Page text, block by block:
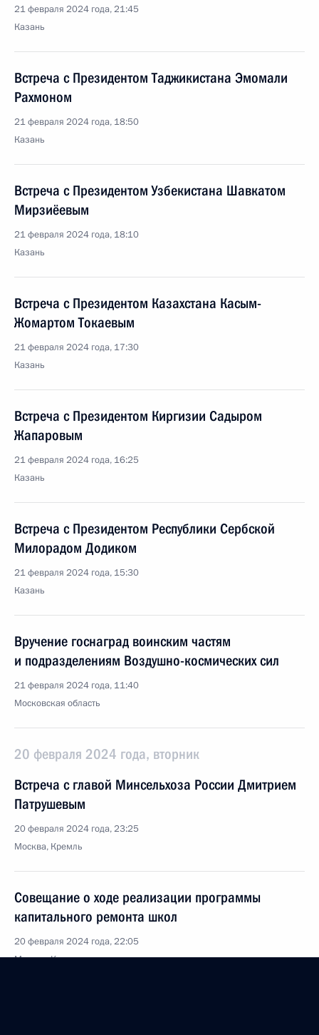
21 февраля 2024 года, 21:45
Казань
Встреча с Президентом Таджикистана Эмомали
Рахмоном
21 февраля 2024 года, 18:50
Казань
Встреча с Президентом Узбекистана Шавкатом
Мирзиёевым
21 февраля 2024 года, 18:10
Казань
Встреча с Президентом Казахстана Касым-
Жомартом Токаевым
21 февраля 2024 года, 17:30
Казань
Встреча с Президентом Киргизии Садыром
Жапаровым
21 февраля 2024 года, 16:25
Казань
Встреча с Президентом Республики Сербской
Милорадом Додиком
21 февраля 2024 года, 15:30
Казань
Вручение госнаград воинским частям
и подразделениям Воздушно-космических сил
21 февраля 2024 года, 11:40
Московская область
20 февраля 2024 года, вторник
Встреча с главой Минсельхоза России Дмитрием
Патрушевым
20 февраля 2024 года, 23:25
Москва, Кремль
Совещание о ходе реализации программы
капитального ремонта школ
20 февраля 2024 года, 22:05
Москва, Кремль